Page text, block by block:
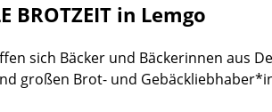
BROTZEIT in Lemgo
sich Bäcker und Bäckerinnen aus
großen Brot- und